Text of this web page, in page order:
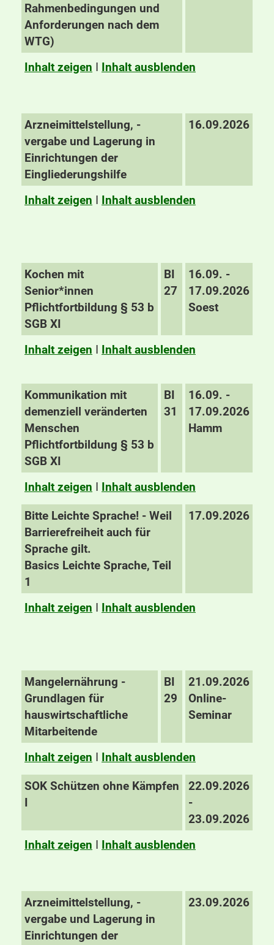
Rahmenbedingungen und
Anforderungen nach dem
WTG)
Inhalt zeigen I Inhalt ausblenden
Arzneimittelstellung, -
vergabe und Lagerung in
Einrichtungen der
Eingliederungshilfe
16.09.2026
Inhalt zeigen I Inhalt ausblenden
Kochen mit
Senior*innen
Pflichtfortbildung § 53 b
SGB XI
BI
27
16.09. -
17.09.2026
Soest
Inhalt zeigen I Inhalt ausblenden
Kommunikation mit
demenziell veränderten
Menschen
Pflichtfortbildung § 53 b
SGB XI
BI
31
16.09. -
17.09.2026
Hamm
Inhalt zeigen I Inhalt ausblenden
Bitte Leichte Sprache! - Weil
Barrierefreiheit auch für
Sprache gilt.
Basics Leichte Sprache, Teil
1
17.09.2026
Inhalt zeigen I Inhalt ausblenden
Mangelernährung -
Grundlagen für
hauswirtschaftliche
Mitarbeitende
BI
29
21.09.2026
Online-
Seminar
Inhalt zeigen I Inhalt ausblenden
SOK Schützen ohne Kämpfen
I
22.09.2026
-
23.09.2026
Inhalt zeigen I Inhalt ausblenden
Arzneimittelstellung, -
vergabe und Lagerung in
Einrichtungen der
23.09.2026